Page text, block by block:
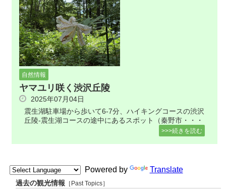
自然情報
ヤマユリ咲く渋沢丘陵
2025年07月04日
震生湖駐車場から歩いて6-7分、ハイキングコースの渋沢
丘陵-震生湖コースの途中にあるスポット（秦野市・・・
>>>続きを読む
Powered by Translate
過去の観光情報 ［Past Topics］